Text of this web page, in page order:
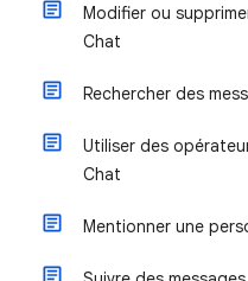
Modifier ou
Chat
Rechercher des
Utiliser des
Chat
Mentionner une